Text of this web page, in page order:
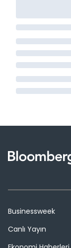
Businessweek
Canlı Yayın